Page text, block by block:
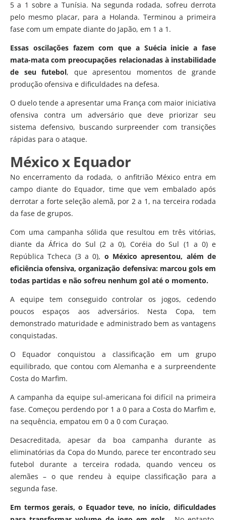
5 a 1 sobre a Tunísia. Na segunda rodada, sofreu derrota
pelo mesmo placar, para a Holanda. Terminou a primeira
fase com um empate diante do Japão, em 1 a 1.
Essas oscilações fazem com que a Suécia inicie a fase
mata-mata com preocupações relacionadas à instabilidade
de seu futebol, que apresentou momentos de grande
produção ofensiva e dificuldades na defesa.
O duelo tende a apresentar uma França com maior iniciativa
ofensiva contra um adversário que deve priorizar seu
sistema defensivo, buscando surpreender com transições
rápidas para o ataque.
México x Equador
No encerramento da rodada, o anfitrião México entra em
campo diante do Equador, time que vem embalado após
derrotar a forte seleção alemã, por 2 a 1, na terceira rodada
da fase de grupos.
Com uma campanha sólida que resultou em três vitórias,
diante da África do Sul (2 a 0), Coréia do Sul (1 a 0) e
República Tcheca (3 a 0), o México apresentou, além de
eficiência ofensiva, organização defensiva: marcou gols em
todas partidas e não sofreu nenhum gol até o momento.
A equipe tem conseguido controlar os jogos, cedendo
poucos espaços aos adversários. Nesta Copa, tem
demonstrado maturidade e administrado bem as vantagens
conquistadas.
O Equador conquistou a classificação em um grupo
equilibrado, que contou com Alemanha e a surpreendente
Costa do Marfim.
A campanha da equipe sul-americana foi difícil na primeira
fase. Começou perdendo por 1 a 0 para a Costa do Marfim e,
na sequência, empatou em 0 a 0 com Curaçao.
Desacreditada, apesar da boa campanha durante as
eliminatórias da Copa do Mundo, parece ter encontrado seu
futebol durante a terceira rodada, quando venceu os
alemães – o que rendeu à equipe classificação para a
segunda fase.
Em termos gerais, o Equador teve, no início, dificuldades